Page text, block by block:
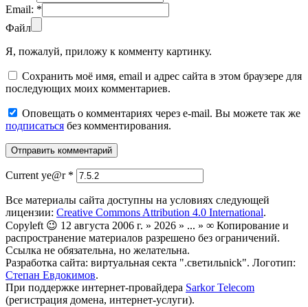
Email: *
Файл
Я, пожалуй, приложу к комменту картинку.
Сохранить моё имя, email и адрес сайта в этом браузере для
последующих моих комментариев.
Оповещать о комментариях через e-mail. Вы можете так же
подписаться без комментирования.
Current ye@r *
Все материалы сайта доступны на условиях следующей
лицензии: Creative Commons Attribution 4.0 International.
Copyleft 😉 12 августа 2006 г. » 2026 » ... » ∞ Копирование и
распространение материалов разрешено без ограничений.
Ссылка не обязательна, но желательна.
Разработка сайта: виртуальная секта ".светильnick". Логотип:
Степан Евдокимов.
При поддержке интернет-провайдера Sarkor Telecom
(регистрация домена, интернет-услуги).